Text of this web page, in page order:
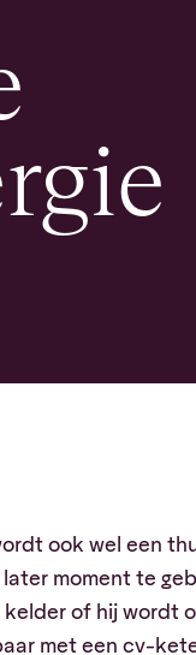
ook wel een
moment te
of hij wordt
met een cv-